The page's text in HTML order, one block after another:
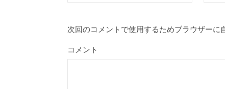
次回のコメントで使用するためブラウザーに
コメント